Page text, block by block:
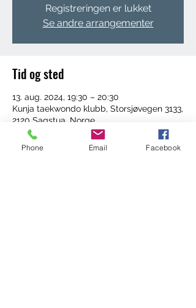
Registreringen er lukket
Se andre arrangementer
Tid og sted
13. aug. 2024, 19:30 – 20:30
Kunja taekwondo klubb, Storsjøvegen 3133,
2120 Sagstua, Norge
Phone Email Facebook